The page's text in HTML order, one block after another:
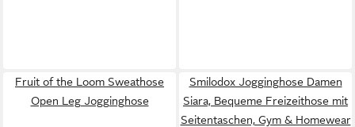
Fruit of the Loom Sweathose
Open Leg Jogginghose
Smilodox Jogginghose Damen
Siara, Bequeme Freizeithose mit
Seitentaschen, Gym & Homewear